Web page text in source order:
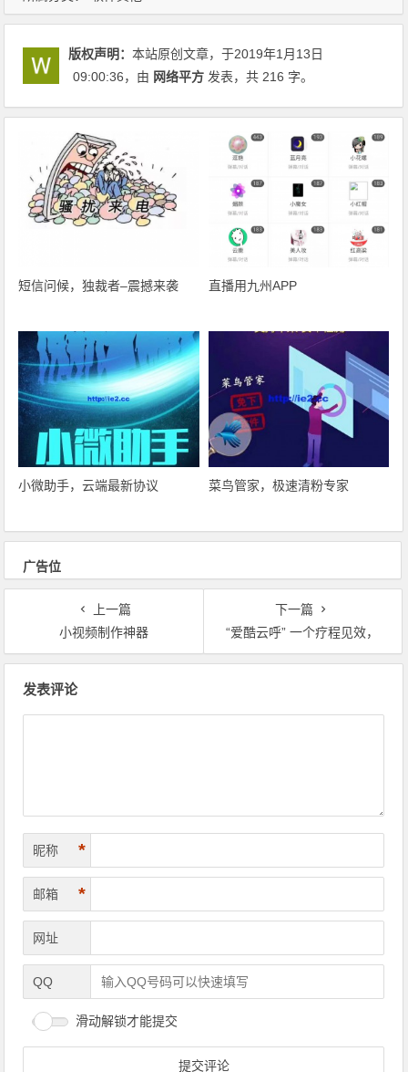
版权声明：本站原创文章，于2019年1月13日
09:00:36，由 网络平方 发表，共 216 字。
短信问候，独裁者–震撼来袭 直播用九州APP
小微助手，云端最新协议 菜鸟管家，极速清粉专家
广告位
上一篇
小视频制作神器
下一篇
“爱酷云呼” 一个疗程见效，
发表评论
昵称 *
邮箱 *
网址
QQ
滑动解锁才能提交